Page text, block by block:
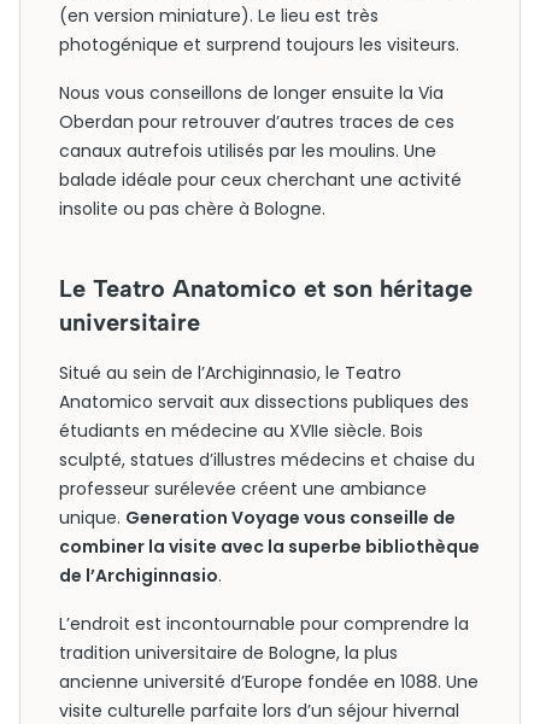
(en version miniature). Le lieu est très
photogénique et surprend toujours les visiteurs.
Nous vous conseillons de longer ensuite la Via
Oberdan pour retrouver d’autres traces de ces
canaux autrefois utilisés par les moulins. Une
balade idéale pour ceux cherchant une activité
insolite ou pas chère à Bologne.
Le Teatro Anatomico et son héritage
universitaire
Situé au sein de l’Archiginnasio, le Teatro
Anatomico servait aux dissections publiques des
étudiants en médecine au XVIIe siècle. Bois
sculpté, statues d’illustres médecins et chaise du
professeur surélevée créent une ambiance
unique. Generation Voyage vous conseille de
combiner la visite avec la superbe bibliothèque
de l’Archiginnasio.
L’endroit est incontournable pour comprendre la
tradition universitaire de Bologne, la plus
ancienne université d’Europe fondée en 1088. Une
visite culturelle parfaite lors d’un séjour hivernal